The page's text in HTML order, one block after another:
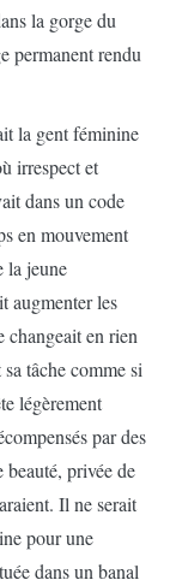
la gorge du
permanent rendu
la gent féminine
irrespect et
dans un code
en mouvement
la jeune
augmenter les
changeait en rien
tâche comme si
légèrement
par des
beauté, privée de
Il ne serait
pour une
dans un banal